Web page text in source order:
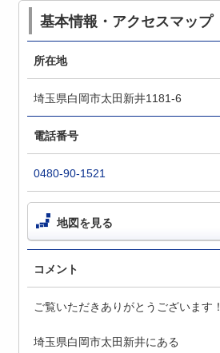
基本情報・アクセスマップ
所在地
埼玉県白岡市太田新井1181-6
電話番号
0480-90-1521
地図を見る
コメント
ご覧いただきありがとうございます！
埼玉県白岡市太田新井にある